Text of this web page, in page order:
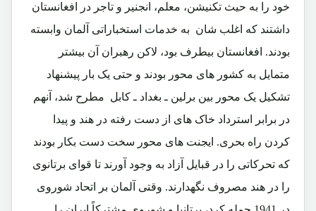
خود را به حیث تکنیشن، معلم، انجنیر و تاجر در افغانستان
داشتند که اغلب شان به خدمات استخباراتی آلمان وابسته
بودند. افغانستان بیطرف بود، لاکن رهبران آن بیشتر
متمایل به کشور های محور بودند و حتی یک بار پیشنهاد
تشکیل یک محور بین برلین ـ بغداد ـ کابل مطرح شد، آنهم
در برابر استرداد خاک های از دست رفته در هند و پیدا
کردن راه بحری. ایجنت های محور سخت دست بکار بودند
که تحرکاتی را در قبایل آزاد به وجود آورند تا قوای برتانوی
را در هند مصروف نگهدارند. وقتی آلمان بر اتحاد شوروی